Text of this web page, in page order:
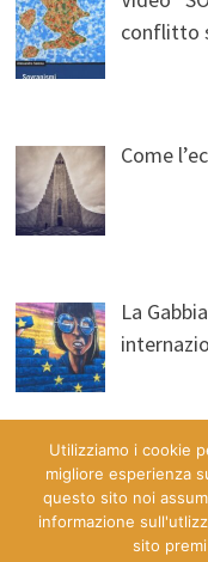
conflitto
Come
La
Utilizziamo i cookie
migliore esperienza
questo sito noi
informazione
sito